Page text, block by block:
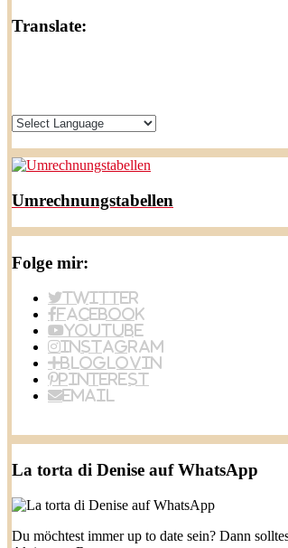
Translate:
Umrechnungstabellen
Folge mir:
Twitter
Facebook
YouTube
Instagram
BlogLovin
Pinterest
Email
La torta di Denise auf WhatsApp
Du möchtest immer up to date sein? Dann